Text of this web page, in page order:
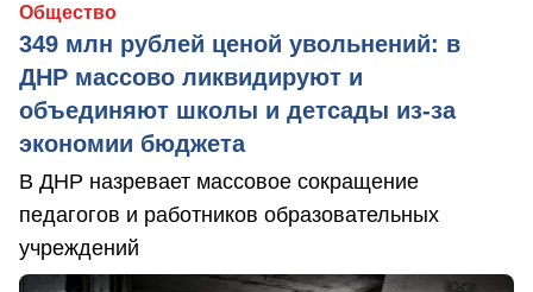
Общество
349 млн рублей ценой увольнений: в
ДНР массово ликвидируют и
объединяют школы и детсады из-за
экономии бюджета
В ДНР назревает массовое сокращение
педагогов и работников образовательных
учреждений